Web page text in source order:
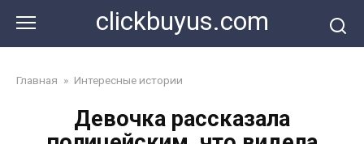
контенту
clickbuyus.com
Главная » Интересные истории
Девочка рассказала